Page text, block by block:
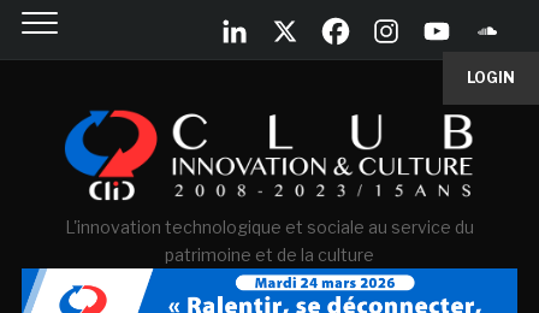
LOGIN
L'innovation technologique et sociale au service du
patrimoine et de la culture